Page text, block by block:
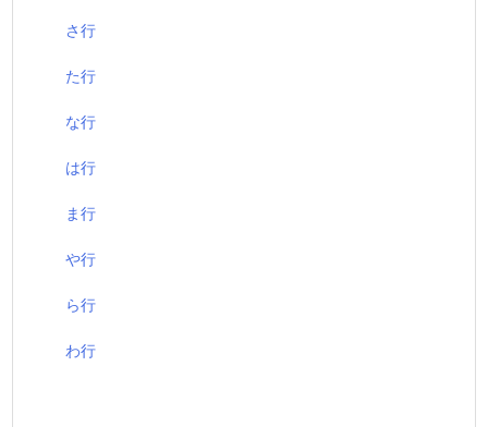
さ行
た行
な行
は行
ま行
や行
ら行
わ行